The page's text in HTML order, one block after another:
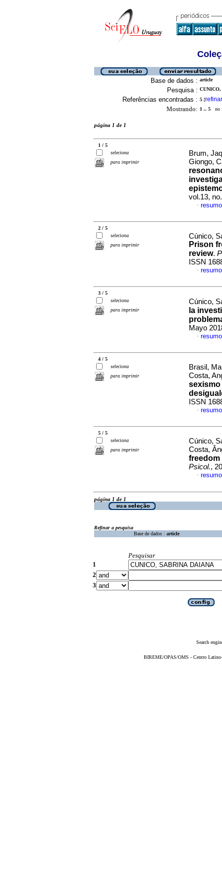
Base de dados : article
Pesquisa :
Referências encontradas : 5 [refinar
Mostrando: 1 .. 5 no
página 1 de 1
1 / 5
seleciona
para imprimir
Brum,
Giongo,
vol.13,
·
2 / 5
seleciona
para imprimir
Cúnico,
Prison
review.
ISSN
·
3 / 5
seleciona
para imprimir
Cúnico,
la
Mayo
·
4 / 5
seleciona
para imprimir
Brasil,
Costa,
ISSN
·
5 / 5
seleciona
para imprimir
Cúnico,
Costa,
Psicol.,
·
página 1 de 1
Refinar a pesquisa
Base de dados : article
Pesquisar
1
2
3
Search
BIREME/OPAS/OMS - Centro Latino-